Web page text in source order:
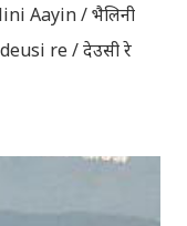
Aayin / भैलिनी
re / देउसी रे
Tihar Dhun
नोट: यी अपलोड